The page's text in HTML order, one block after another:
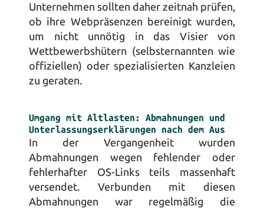
Unternehmen sollten daher zeitnah prüfen,
ob ihre Webpräsenzen bereinigt wurden,
um nicht unnötig in das Visier von
Wettbewerbshütern (selbsternannten wie
offiziellen) oder spezialisierten Kanzleien
zu geraten.
Umgang mit Altlasten: Abmahnungen und
Unterlassungserklärungen nach dem Aus
In der Vergangenheit wurden
Abmahnungen wegen fehlender oder
fehlerhafter OS-Links teils massenhaft
versendet. Verbunden mit diesen
Abmahnungen war regelmäßig die